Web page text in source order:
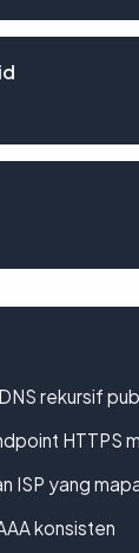
rekursif
HTTPS
ISP yang
konsisten